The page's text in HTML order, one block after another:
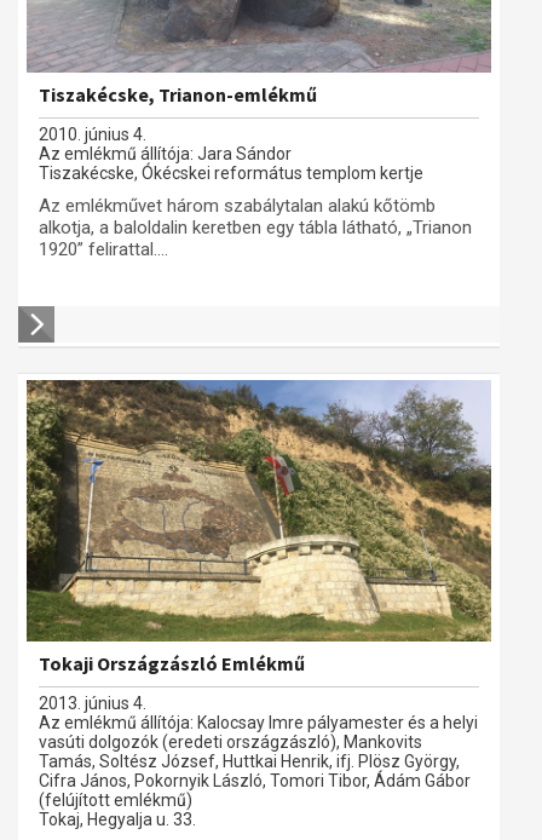
Tiszakécske, Trianon-emlékmű
2010. június 4.
Az emlékmű állítója: Jara Sándor
Tiszakécske, Ókécskei református templom kertje
Az emlékművet három szabálytalan alakú kőtömb
alkotja, a baloldalin keretben egy tábla látható, „Trianon
1920” felirattal....
Tokaji Országzászló Emlékmű
2013. június 4.
Az emlékmű állítója: Kalocsay Imre pályamester és a helyi
vasúti dolgozók (eredeti országzászló), Mankovits
Tamás, Soltész József, Huttkai Henrik, ifj. Plösz György,
Cifra János, Pokornyik László, Tomori Tibor, Ádám Gábor
(felújított emlékmű)
Tokaj, Hegyalja u. 33.